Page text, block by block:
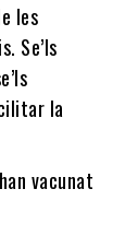
les
Se’ls
la
vacunat